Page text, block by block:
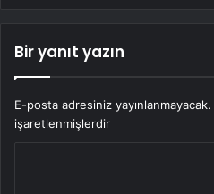
Bir yanıt yazın
E-posta adresiniz yayınlanmayacak.
işaretlenmişlerdir